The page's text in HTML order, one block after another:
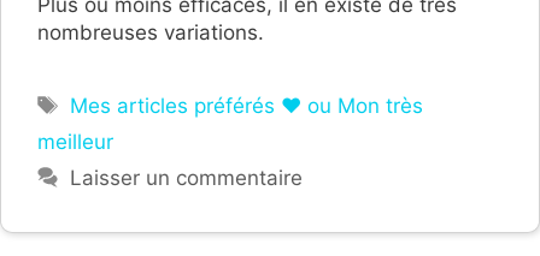
nombreuses variations.
Étiquettes
Mes articles préférés ❤ ou Mon très
meilleur
Laisser un commentaire